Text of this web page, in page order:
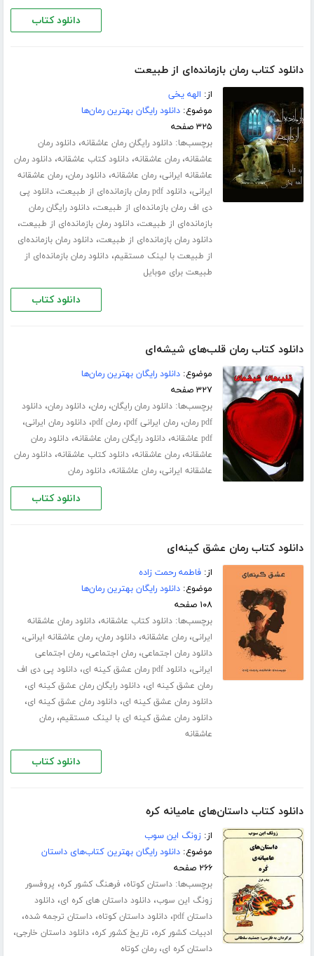
دانلود کتاب
دانلود کتاب رمان بازمانده‌ای از طبیعت
از: الهه یخی
موضوع:دانلود رایگان بهترین رمان‌ها
۳۲۵ صفحه
برچسب‌ها:دانلود رایگان رمان عاشقانه،دانلود رمان
عاشقانه،رمان عاشقانه،دانلود کتاب عاشقانه،دانلود رمان
عاشقانه ایرانی،رمان عاشقانه،دانلود رمان،رمان عاشقانه
ایرانی،دانلود pdf رمان بازمانده‌ای از طبیعت ،دانلود پی
دی اف رمان بازمانده‌ای از طبیعت،دانلود رایگان رمان
بازمانده‌ای از طبیعت،دانلود رمان بازمانده‌ای از طبیعت،
دانلود رمان بازمانده‌ای از طبیعت،دانلود رمان بازمانده‌ای
از طبیعت با لینک مستقیم،دانلود رمان بازمانده‌ای از
طبیعت برای موبایل
دانلود کتاب
دانلود کتاب رمان قلب‌های شیشه‌ای
موضوع:دانلود رایگان بهترین رمان‌ها
۳۲۷ صفحه
برچسب‌ها:دانلود رمان رایگان،رمان،دانلود رمان،دانلود
pdf رمان
،رمان ایرانی pdf ،رمان pdf ،دانلود رمان ایرانی،
pdf عاشقانه ،دانلود رایگان رمان عاشقانه،دانلود رمان
عاشقانه،رمان عاشقانه،دانلود کتاب عاشقانه،دانلود رمان
عاشقانه ایرانی،رمان عاشقانه،دانلود رمان
دانلود کتاب
دانلود کتاب رمان عشق کینه‌ای
از:فاطمه رحمت زاده
موضوع:دانلود رایگان بهترین رمان‌ها
۱۰۸ صفحه
برچسب‌ها:دانلود کتاب عاشقانه،دانلود رمان عاشقانه
ایرانی،رمان عاشقانه،دانلود رمان،رمان عاشقانه ایرانی،
دانلود رمان اجتماعی،رمان اجتماعی،رمان اجتماعی
ایرانی،دانلود pdf رمان عشق کینه ای ،دانلود پی دی اف
رمان عشق کینه ای،دانلود رایگان رمان عشق کینه ای،
دانلود رمان عشق کینه ای،دانلود رمان عشق کینه ای،
دانلود رمان عشق کینه ای با لینک مستقیم،رمان
عاشقانه
دانلود کتاب
دانلود کتاب داستان‌های عامیانه کره
از:زونگ این سوب
موضوع:دانلود رایگان بهترین کتاب‌های داستان
۲۶۶ صفحه
برچسب‌ها:داستان کوتاه، فرهنگ کشور کره، پروفسور
زونگ این سوب،دانلود داستان های کره ای،دانلود
داستان pdf
،دانلود داستان کوتاه،داستان ترجمه شده،
ادبیات کشور کره، تاریخ کشور کره،دانلود داستان خارجی،
داستان کره ای،رمان کوتاه